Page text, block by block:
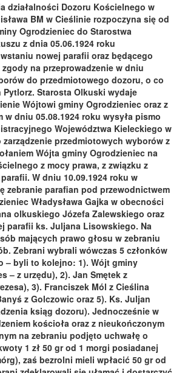
działalności Dozoru Kościelnego w
BM w Cieślinie rozpoczyna się od
Ogrodzieniec do Starostwa
z dnia 05.06.1924 roku
nowej parafii oraz będącego
na przeprowadzenie w dniu
do przedmiotowego dozoru, o co
Pytlorz. Starosta Olkuski wydaje
Wójtowi gminy Ogrodzieniec oraz z
w dniu 05.08.1924 roku wysyła pismo
Województwa Kieleckiego w
przedmiotowych wyborów z
Wójta gminy Ogrodzieniec na
z mocy prawa, z związku z
W dniu 10.09.1924 roku w
zebranie parafian pod przewodnictwem
Władysława Gajka w obecności
olkuskiego Józefa Zalewskiego oraz
parafii ks. Juljana Lisowskiego. Na
mających prawo głosu w zebraniu
Zebrani wybrali wówczas 5 członków
– byli to kolejno: 1). Wójt gminy
– z urzędu), 2). Jan Smętek z
3). Franciszek Mól z Cieślina
z Golczowic oraz 5). Ks. Juljan
ksiąg dozoru). Jednocześnie w
kościoła oraz z nieukończonym
na zebraniu podjęto uchwałę o
1 zł 50 gr od 1 morgi posiadanej
zaś bezrolni mieli wpłacić 50 gr od